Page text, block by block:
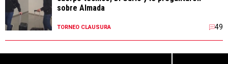
sobre Almada
TORNEO CLAUSURA 49